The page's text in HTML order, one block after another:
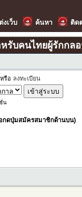
งเว็บ ค้นหา ติด
รับคนไทยผู้รักกล
หรือ ลงทะเบียน
น
กดปุ่มสมัครสมาชิกด้านบน)